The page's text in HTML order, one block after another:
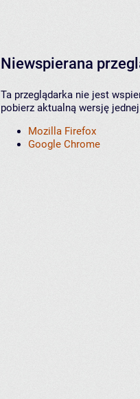
Niewspierana
Ta przeglądarka nie jest
pobierz aktualną wersję
Mozilla Firefox
Google Chrome